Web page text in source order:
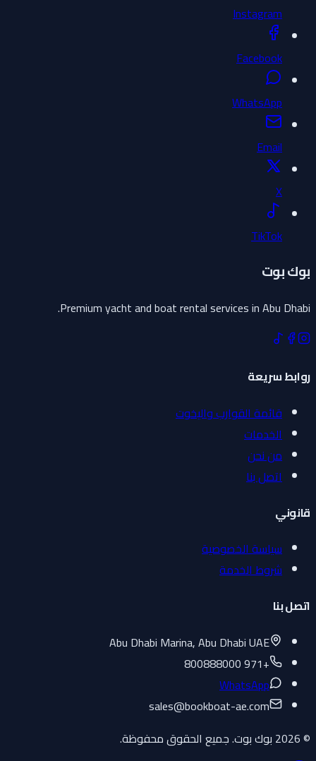
Instagram
Facebook
WhatsApp
Email
X
TikTok
بوك بوت
Premium yacht and boat rental services in Abu Dhabi.
روابط سريعة
قائمة القوارب واليخوت
الخدمات
من نحن
اتصل بنا
قانوني
سياسة الخصوصية
شروط الخدمة
اتصل بنا
Abu Dhabi Marina, Abu Dhabi UAE
+971 800888000
WhatsApp
sales@bookboat-ae.com
© 2026 بوك بوت. جميع الحقوق محفوظة.